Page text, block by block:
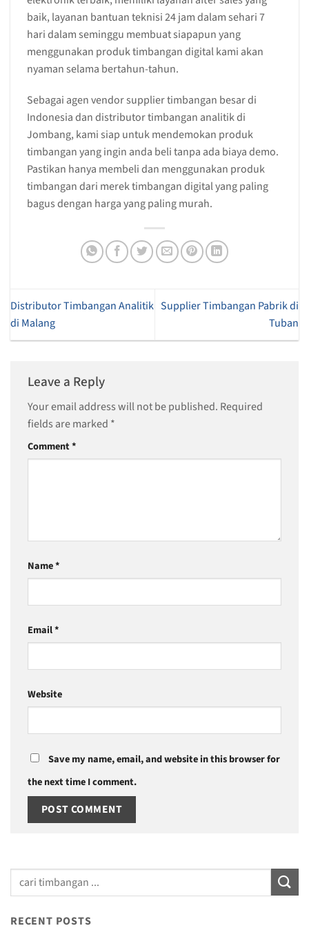
baik, layanan bantuan teknisi 24 jam dalam sehari 7
hari dalam seminggu membuat siapapun yang
menggunakan produk timbangan digital kami akan
nyaman selama bertahun-tahun.
Sebagai agen vendor supplier timbangan besar di
Indonesia dan distributor timbangan analitik di
Jombang, kami siap untuk mendemokan produk
timbangan yang ingin anda beli tanpa ada biaya demo.
Pastikan hanya membeli dan menggunakan produk
timbangan dari merek timbangan digital yang paling
bagus dengan harga yang paling murah.
Distributor Timbangan Analitik
di Malang
Supplier Timbangan Pabrik di
Tuban
Leave a Reply
Your email address will not be published. Required
fields are marked *
Comment*
Name*
Email*
Website
Save my name, email, and website in this browser for
the next time I comment.
RECENT POSTS